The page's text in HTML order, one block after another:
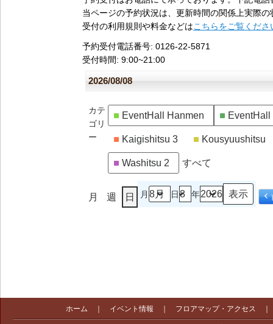
当ページの予約状況は、更新時間の関係上実際
受付の利用規則や料金などはこちらをご覧くださ
予約受付電話番号: 0126-22-5871
受付時間: 9:00~21:00
2026/08/08
カテ
ゴリ
ー
EventHall Hanmen
Kaigishitsu 3 Kousyuushitsu
Washitsu 2 すべて
月 週 日 月 日 年
ホーム イベント情報 フロアマップ・アクセス